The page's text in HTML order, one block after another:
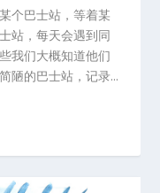
个巴士站，等着某
站，每天会遇到同
我们大概知道他们
陋的巴士站，记录...